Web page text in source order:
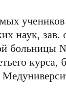
наук, зав.
больницы
курса,